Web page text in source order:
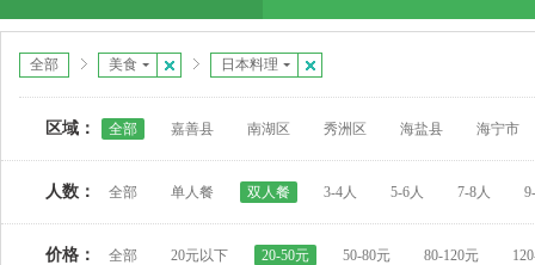
全部 美食 日本料理
区域： 全部 嘉善县 南湖区 秀洲区 海盐县 海宁市
人数： 全部 单人餐 双人餐 3-4人 5-6人 7-8人
价格： 全部 20元以下 20-50元 50-80元 80-120元